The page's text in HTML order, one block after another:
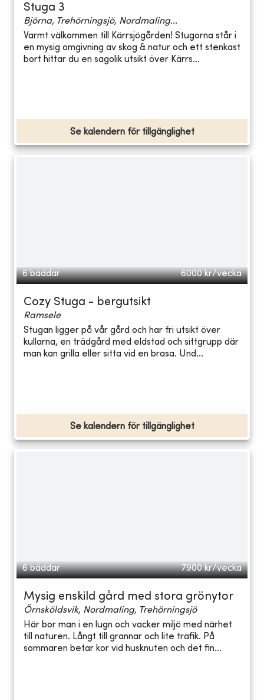
Stuga 3
Björna, Trehörningsjö, Nordmaling...
Varmt välkommen till Kärrsjögården! Stugorna står i
en mysig omgivning av skog & natur och ett stenkast
bort hittar du en sagolik utsikt över Kärrs...
Se kalendern för tillgänglighet
6 bäddar 6000 kr/vecka
Cozy Stuga - bergutsikt
Ramsele
Stugan ligger på vår gård och har fri utsikt över
kullarna, en trädgård med eldstad och sittgrupp där
man kan grilla eller sitta vid en brasa. Und...
Se kalendern för tillgänglighet
6 bäddar 7900 kr/vecka
Mysig enskild gård med stora grönytor
Örnsköldsvik, Nordmaling, Trehörningsjö
Här bor man i en lugn och vacker miljö med närhet
till naturen. Långt till grannar och lite trafik. På
sommaren betar kor vid husknuten och det fin...